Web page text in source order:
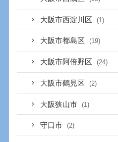
大阪市西淀川区 (1)
大阪市都島区 (19)
大阪市阿倍野区 (24)
大阪市鶴見区 (2)
大阪狭山市 (1)
守口市 (2)